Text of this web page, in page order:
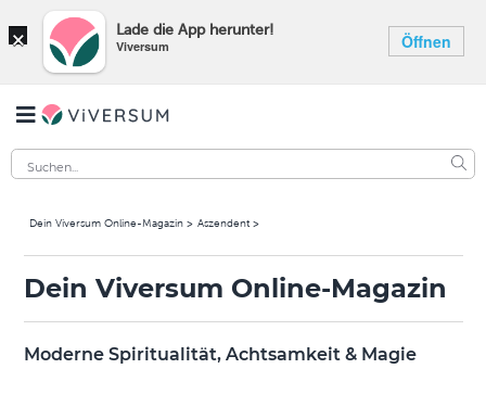
× Lade die App herunter!
Viversum Öffnen
Dein Viversum Online-Magazin Aszendent
Dein Viversum Online-Magazin
Moderne Spiritualität, Achtsamkeit & Magie